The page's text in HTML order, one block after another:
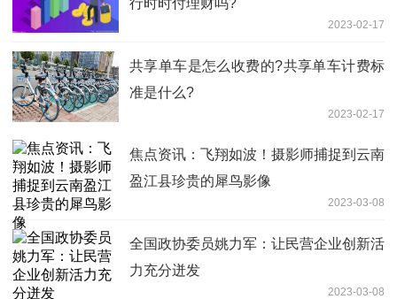
2023-02-17
共享单车是怎么收费的?共享单车计费标
准是什么?
2023-02-17
焦点资讯：飞翔如波！摄影师捕捉到云南
盈江县珍贵的犀鸟影像
2023-03-08
全国政协委员姚力军：让民营企业创新活
力充分迸发
2023-03-08